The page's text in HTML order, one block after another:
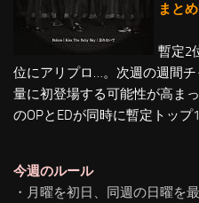
まと
暫定2
位にアリプロ…。次週の週間
量に初登場する可能性が高ま
のOPとEDが同時に暫定トップ
今週のルール
・月曜を初日、同週の日曜を